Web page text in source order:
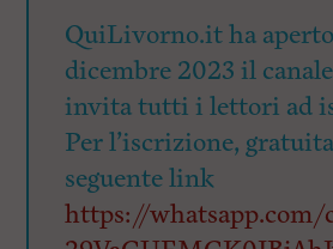
QuiLivorno.it ha
dicembre 2023 il
invita tutti i lettori ad
Per l’iscrizione,
seguente link
https://